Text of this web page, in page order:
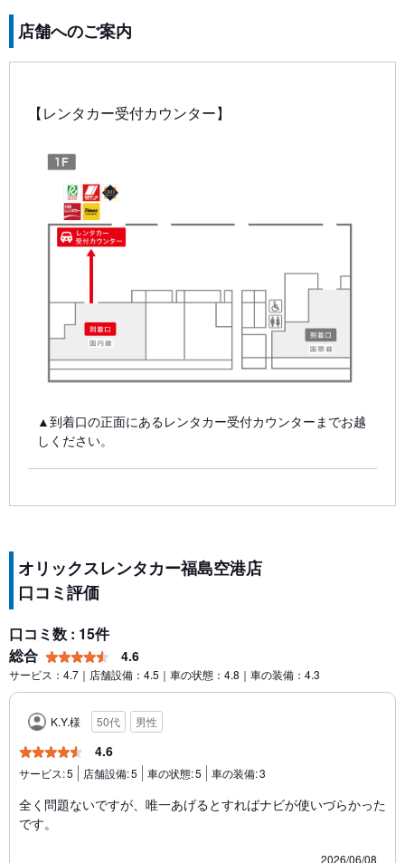
店舗へのご案内
【レンタカー受付カウンター】
▲到着口の正面にあるレンタカー受付カウンターまでお越
しください。
オリックスレンタカー福島空港店
口コミ評価
口コミ数 : 15件
総合
4.6
サービス：4.7｜店舗設備：4.5｜車の状態：4.8｜車の装備：4.3
K.Y.様 50代 男性
4.6
サービス:5 店舗設備:5 車の状態:5 車の装備:3
全く問題ないですが、唯一あげるとすればナビが使いづらかった
です。
2026/06/08